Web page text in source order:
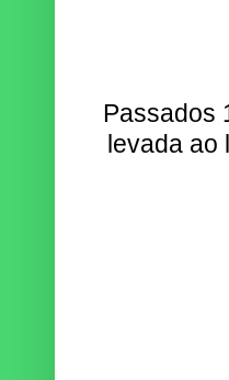
Passados
levada ao